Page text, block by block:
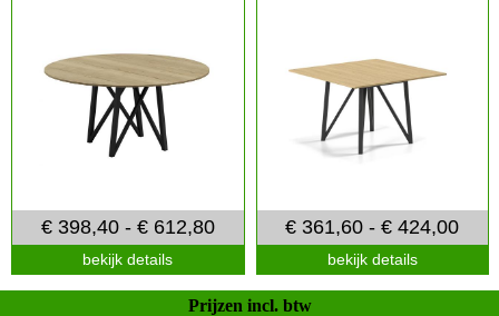
€ 398,40 - € 612,80
bekijk details
€ 361,60 - € 424,00
bekijk details
Prijzen incl. btw